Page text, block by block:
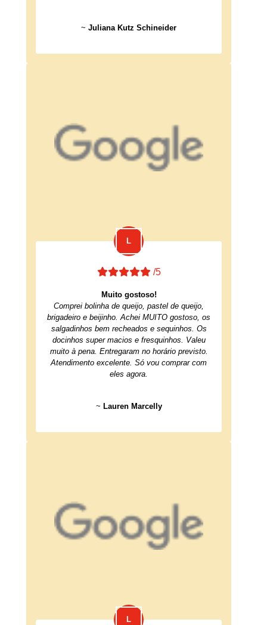
~ Juliana Kutz Schineider
/5
Muito gostoso!
Comprei bolinha de queijo, pastel de queijo,
brigadeiro e beijinho. Achei MUITO gostoso, os
salgadinhos bem recheados e sequinhos. Os
docinhos super macios e fresquinhos. Valeu
muito à pena. Entregaram no horário previsto.
Atendimento excelente. Só vou comprar com
eles agora.
~ Lauren Marcelly